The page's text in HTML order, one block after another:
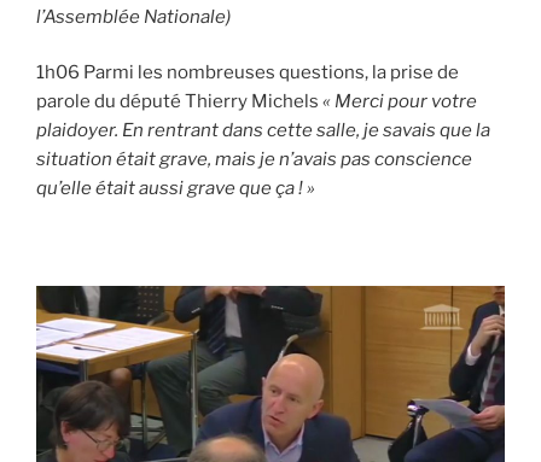
l’Assemblée Nationale)
1h06 Parmi les nombreuses questions, la prise de
parole du député Thierry Michels « Merci pour votre
plaidoyer. En rentrant dans cette salle, je savais que la
situation était grave, mais je n’avais pas conscience
qu’elle était aussi grave que ça ! »